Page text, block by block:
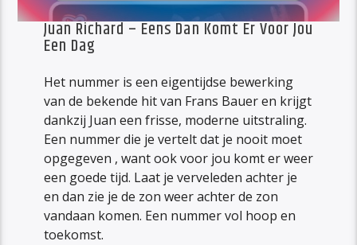
Juan Richard – Eens Dan Komt Er Voor Jou
Een Dag
Het nummer is een eigentijdse bewerking
van de bekende hit van Frans Bauer en krijgt
dankzij Juan een frisse, moderne uitstraling.
Een nummer die je vertelt dat je nooit moet
opgegeven , want ook voor jou komt er weer
een goede tijd. Laat je verveleden achter je
en dan zie je de zon weer achter de zon
vandaan komen. Een nummer vol hoop en
toekomst.